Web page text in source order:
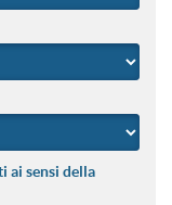
ai sensi della